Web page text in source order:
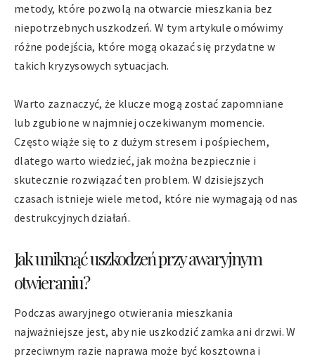
metody, które pozwolą na otwarcie mieszkania bez
niepotrzebnych uszkodzeń. W tym artykule omówimy
różne podejścia, które mogą okazać się przydatne w
takich kryzysowych sytuacjach.
Warto zaznaczyć, że klucze mogą zostać zapomniane
lub zgubione w najmniej oczekiwanym momencie.
Często wiąże się to z dużym stresem i pośpiechem,
dlatego warto wiedzieć, jak można bezpiecznie i
skutecznie rozwiązać ten problem. W dzisiejszych
czasach istnieje wiele metod, które nie wymagają od nas
destrukcyjnych działań.
Jak uniknąć uszkodzeń przy awaryjnym
otwieraniu?
Podczas awaryjnego otwierania mieszkania
najważniejsze jest, aby nie uszkodzić zamka ani drzwi. W
przeciwnym razie naprawa może być kosztowna i